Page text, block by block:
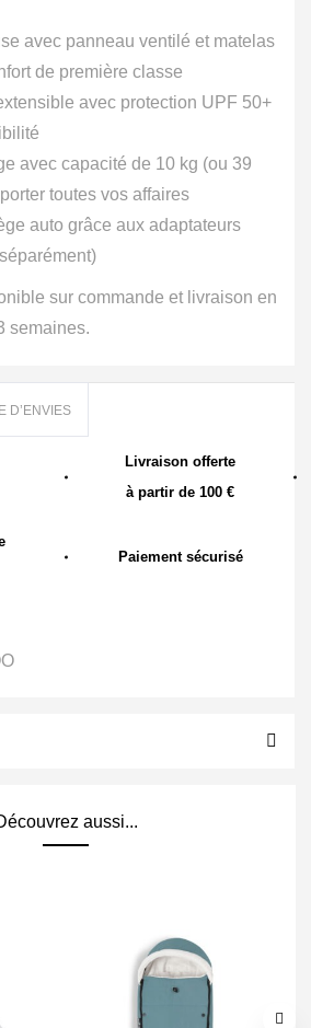
avec panneau ventilé et matelas
de première classe
avec protection UPF 50+
avec capacité de 10 kg (ou 39
toutes vos affaires
auto grâce aux adaptateurs
sur commande et livraison en
semaines.
D’ENVIES
Livraison offerte
à partir de 100 €
Paiement sécurisé
aussi...